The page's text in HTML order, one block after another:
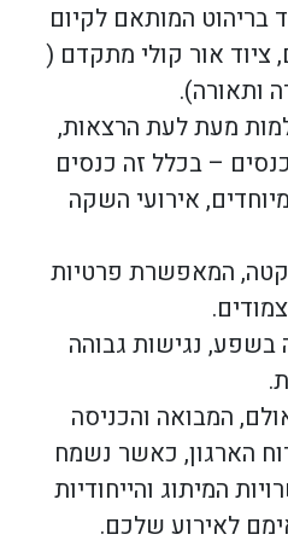
בריהוט המותאם לקיום
ציוד אור קולי מתקדם (
ותאורה).
מעת לעת הרצאות,
– בכלל זה כנסים
אירועי השקה
המאפשרת פרטיות
נגישות גבוהה
המבואה והכניסה
הארגון, כאשר נשמח
המיתוג והייחודיות
לאירוע שלכם.